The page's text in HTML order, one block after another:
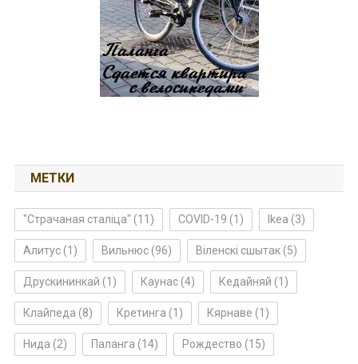
МЕТКИ
"Страчаная сталіца" (11) COVID-19 (1) Ikea (3)
Алитус(1) Вильнюс(96) Віленскі сшытак(5)
Друскининкай (1) Каунас(4) Кедайняй (1)
Клайпеда (8) Кретинга (1) Кярнаве (1)
Нида (2) Паланга (14) Рождество (15)